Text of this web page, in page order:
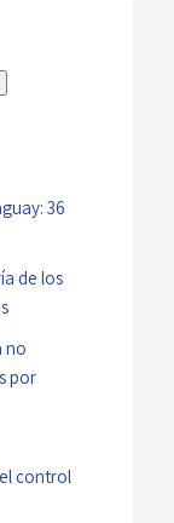
36
de los
no
por
control